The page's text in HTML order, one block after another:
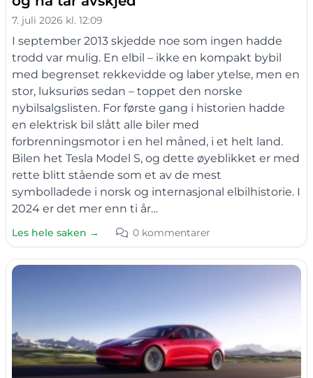
7. juli 2026 kl. 12:09
I september 2013 skjedde noe som ingen hadde
trodd var mulig. En elbil – ikke en kompakt bybil
med begrenset rekkevidde og laber ytelse, men en
stor, luksuriøs sedan – toppet den norske
nybilsalgslisten. For første gang i historien hadde
en elektrisk bil slått alle biler med
forbrenningsmotor i en hel måned, i et helt land.
Bilen het Tesla Model S, og dette øyeblikket er med
rette blitt stående som et av de mest
symbolladede i norsk og internasjonal elbilhistorie. I
2024 er det mer enn ti år…
Les hele saken → 0 kommentarer